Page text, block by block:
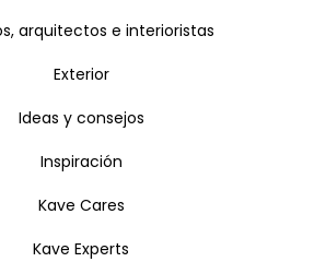
arquitectos e interioristas
Exterior
Ideas y consejos
Inspiración
Kave Cares
Kave Experts